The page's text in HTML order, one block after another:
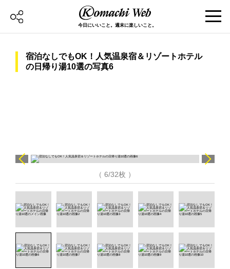
今日にいいこと。週末に楽しいこと。
宿泊なしでもOK！人気温泉宿＆リゾートホテル
の日帰り湯10選の写真6
（ 6/32枚 ）